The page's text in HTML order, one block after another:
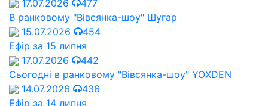
17.07.2026
477
В ранковому "Вівсянка-шоу" Шугар
15.07.2026
454
Ефір за 15 липня
17.07.2026
442
Сьогодні в ранковому "Вівсянка-шоу" YOXDEN
14.07.2026
436
Ефір за 14 липня